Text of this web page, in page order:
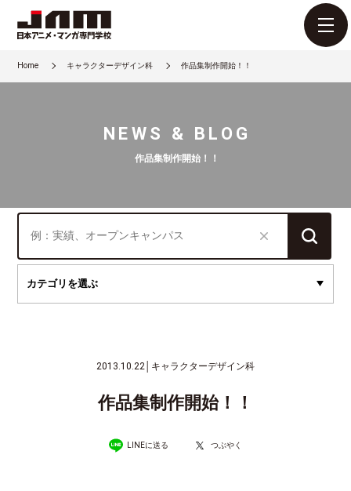
Home キャラクターデザイン科 作品集制作開始！！
NEWS & BLOG
作品集制作開始！！
2013.10.22 キャラクターデザイン科
作品集制作開始！！
LINEに送る つぶやく